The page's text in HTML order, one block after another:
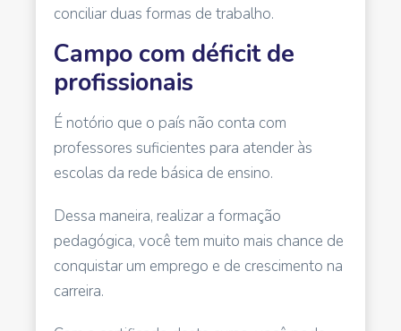
conciliar duas formas de trabalho.
Campo com déficit de
profissionais
É notório que o país não conta com
professores suficientes para atender às
escolas da rede básica de ensino.
Dessa maneira, realizar a formação
pedagógica, você tem muito mais chance de
conquistar um emprego e de crescimento na
carreira.